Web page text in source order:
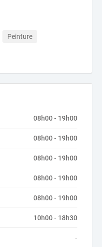
Peinture
08h00 - 19h00
08h00 - 19h00
08h00 - 19h00
08h00 - 19h00
08h00 - 19h00
10h00 - 18h30
-